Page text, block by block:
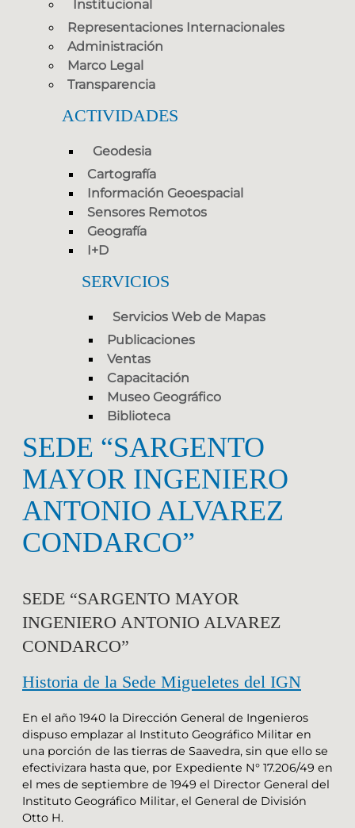
Institucional
Representaciones Internacionales
Administración
Marco Legal
Transparencia
ACTIVIDADES
Geodesia
Cartografía
Información Geoespacial
Sensores Remotos
Geografía
I+D
SERVICIOS
Servicios Web de Mapas
Publicaciones
Ventas
Capacitación
Museo Geográfico
Biblioteca
SEDE “SARGENTO
MAYOR INGENIERO
ANTONIO ALVAREZ
CONDARCO”
SEDE “SARGENTO MAYOR
INGENIERO ANTONIO ALVAREZ
CONDARCO”
Historia de la Sede Migueletes del IGN
En el año 1940 la Dirección General de Ingenieros
dispuso emplazar al Instituto Geográfico Militar en
una porción de las tierras de Saavedra, sin que ello se
efectivizara hasta que, por Expediente N° 17.206/49 en
el mes de septiembre de 1949 el Director General del
Instituto Geográfico Militar, el General de División
Otto H.